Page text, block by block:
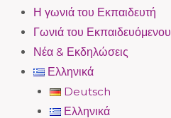
Η γωνιά του Εκπαιδευτή
Γωνιά του Εκπαιδευόμενου
Νέα & Εκδηλώσεις
Ελληνικά
Deutsch
Ελληνικά